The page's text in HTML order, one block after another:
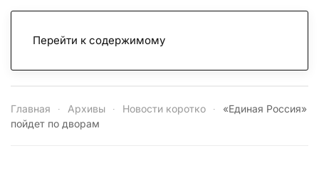
Перейти к содержимому
Главная Архивы Новости коротко
«Единая Россия»
пойдет по дворам